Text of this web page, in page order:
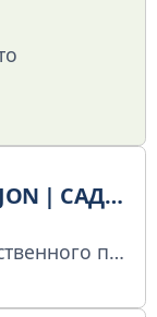
| САДОВОД
пошива